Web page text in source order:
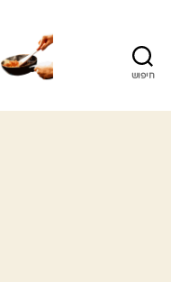
חיפוש
של